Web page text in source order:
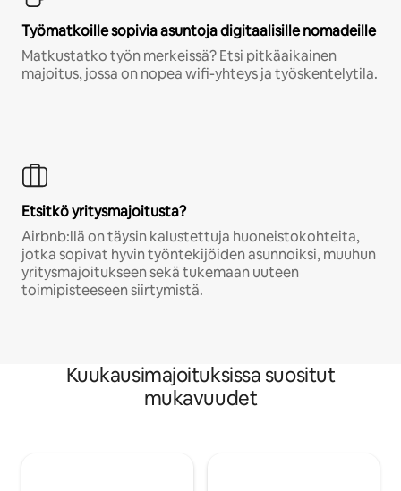
Työmatkoille sopivia asuntoja digitaalisille nomadeille
Matkustatko työn merkeissä? Etsi pitkäaikainen
majoitus, jossa on nopea wifi-yhteys ja työskentelytila.
Etsitkö yritysmajoitusta?
Airbnb:llä on täysin kalustettuja huoneistokohteita,
jotka sopivat hyvin työntekijöiden asunnoiksi, muuhun
yritysmajoitukseen sekä tukemaan uuteen
toimipisteeseen siirtymistä.
Kuukausimajoituksissa suositut
mukavuudet